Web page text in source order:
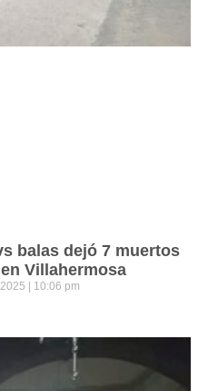
balas dejó 7 muertos
Villahermosa
10:06 pm